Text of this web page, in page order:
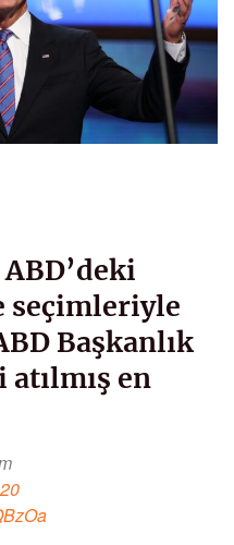
seçimleriyle
Başkanlık
en